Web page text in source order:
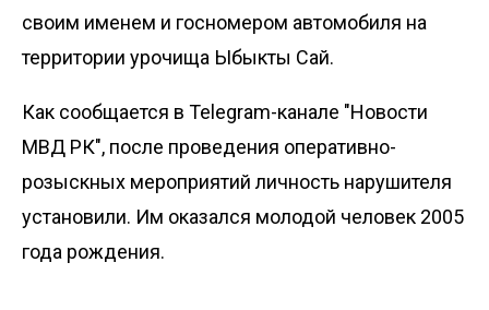
своим именем и госномером автомобиля на
территории урочища Ыбыкты Сай.
Как сообщается в Telegram-канале "Новости
МВД РК", после проведения оперативно-
розыскных мероприятий личность нарушителя
установили. Им оказался молодой человек 2005
года рождения.